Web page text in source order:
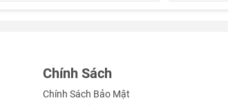
Chính Sách
Chính Sách Bảo Mật